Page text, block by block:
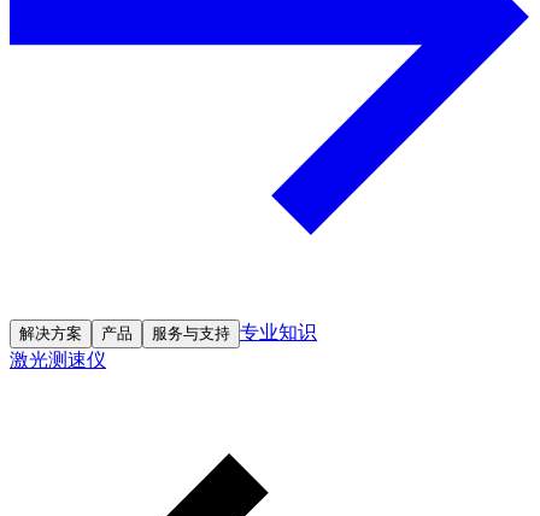
解决方案 产品 服务与支持 专业知识
激光测速仪